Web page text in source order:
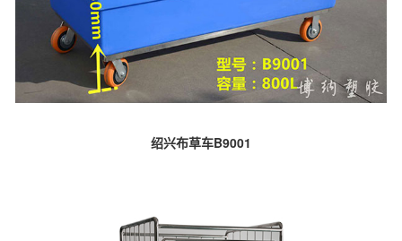
绍兴布草车B9001